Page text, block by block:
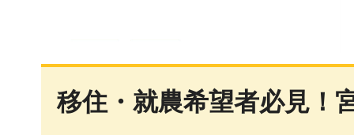
移住・就農希望者必見！